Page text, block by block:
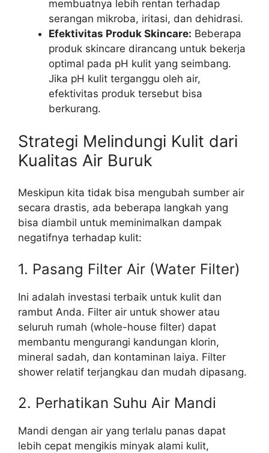
membuatnya lebih rentan terhadap
serangan mikroba, iritasi, dan dehidrasi.
Efektivitas Produk Skincare: Beberapa
produk skincare dirancang untuk bekerja
optimal pada pH kulit yang seimbang.
Jika pH kulit terganggu oleh air,
efektivitas produk tersebut bisa
berkurang.
Strategi Melindungi Kulit dari
Kualitas Air Buruk
Meskipun kita tidak bisa mengubah sumber air
secara drastis, ada beberapa langkah yang
bisa diambil untuk meminimalkan dampak
negatifnya terhadap kulit:
1. Pasang Filter Air (Water Filter)
Ini adalah investasi terbaik untuk kulit dan
rambut Anda. Filter air untuk shower atau
seluruh rumah (whole-house filter) dapat
membantu mengurangi kandungan klorin,
mineral sadah, dan kontaminan laiya. Filter
shower relatif terjangkau dan mudah dipasang.
2. Perhatikan Suhu Air Mandi
Mandi dengan air yang terlalu panas dapat
lebih cepat mengikis minyak alami kulit,